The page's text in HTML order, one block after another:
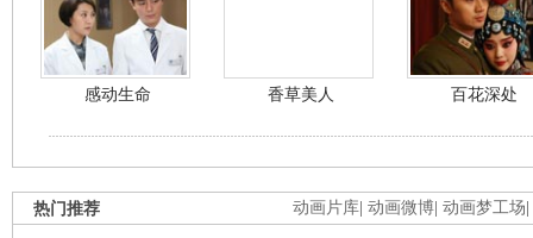
感动生命 香草美人 百花深处
动画片库 动画微博 动画梦工场
热门推荐